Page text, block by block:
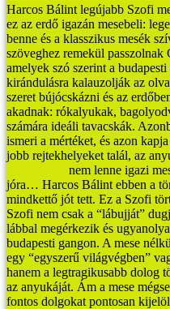
Harcos Bálint legújabb Szofi
ez az erdő igazán mesebeli:
benne és a klasszikus mesék
szöveghez remekül
amelyek szó szerint a
kirándulásra kalauzolják az
szeret bújócskázni és az
akadnak: rókalyukak,
számára ideáli tavacskák.
ismeri a mértéket, és azon
jobb rejtekhelyeket talál, az
nem lenne igazi
jóra… Harcos Bálint ebben a
mindkettő jót tett. Ez a Szofi
Szofi nem csak a “lábujját”
lábbal megérkezik és
budapesti gangon. A mese
egy “egyszerű világvégben”
hanem a legtragikusabb dolog
az anyukáját. Ám a mese
fontos dolgokat pontosan